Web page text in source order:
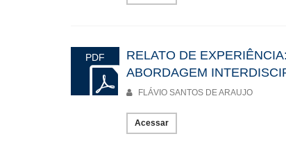
PDF
RELATO DE
ABORDAGEM
FLÁVIO SANTOS DE ARAUJO
Acessar